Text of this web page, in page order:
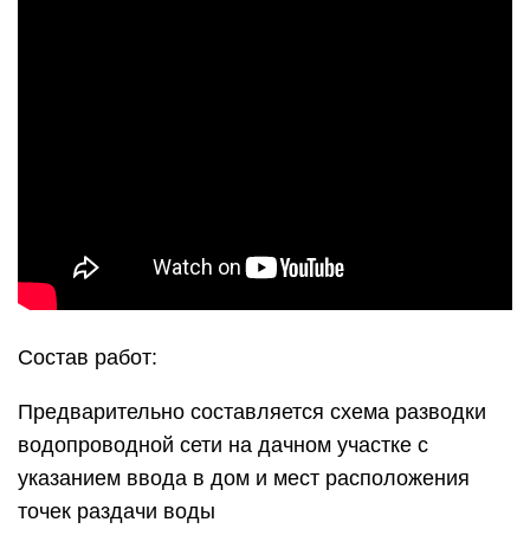
Состав работ:
Предварительно составляется схема разводки
водопроводной сети на дачном участке с
указанием ввода в дом и мест расположения
точек раздачи воды